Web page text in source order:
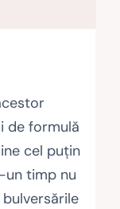
de formulă
cel puţin
timp nu